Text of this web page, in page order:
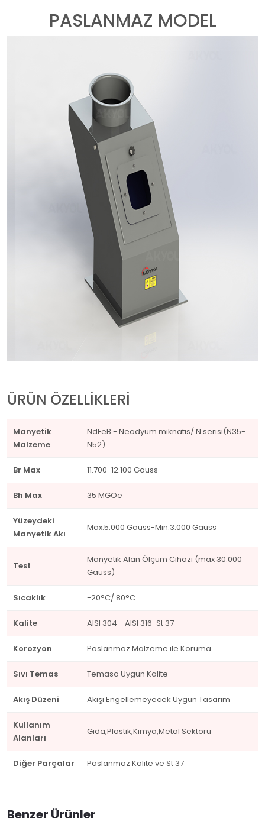
PASLANMAZ MODEL
ÜRÜN ÖZELLİKLERİ
Manyetik
Malzeme
NdFeB - Neodyum mıknatıs/ N serisi(N35-
N52)
Br Max 11.700-12.100 Gauss
Bh Max 35 MGOe
Yüzeydeki
Manyetik Akı
Max:5.000 Gauss-Min:3.000 Gauss
Test
Manyetik Alan Ölçüm Cihazı (max 30.000
Gauss)
Sıcaklık -20°C/ 80°C
Kalite AISI 304 - AISI 316-St 37
Korozyon Paslanmaz Malzeme ile Koruma
Sıvı Temas Temasa Uygun Kalite
Akış Düzeni Akışı Engellemeyecek Uygun Tasarım
Kullanım
Alanları
Gıda,Plastik,Kimya,Metal Sektörü
Diğer Parçalar Paslanmaz Kalite ve St 37
Benzer Ürünler